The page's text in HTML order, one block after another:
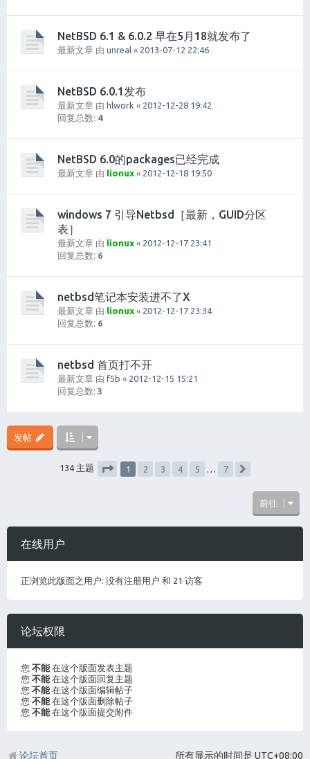
NetBSD 6.1 & 6.0.2 早在5月18就发布了
最新文章 由 unreal « 2013-07-12 22:46
NetBSD 6.0.1发布
最新文章 由 hlwork « 2012-12-28 19:42
回复总数: 4
NetBSD 6.0的packages已经完成
最新文章 由 lionux « 2012-12-18 19:50
windows 7 引导Netbsd［最新，GUID分区
表］
最新文章 由 lionux « 2012-12-17 23:41
回复总数: 6
netbsd笔记本安装进不了X
最新文章 由 lionux « 2012-12-17 23:34
回复总数: 6
netbsd 首页打不开
最新文章 由 f5b « 2012-12-15 15:21
回复总数: 3
发帖
134 主题
1 2 3 4 5
7
前往
在线用户
正浏览此版面之用户: 没有注册用户 和 21 访客
论坛权限
您 不能 在这个版面发表主题
您 不能 在这个版面回复主题
您 不能 在这个版面编辑帖子
您 不能 在这个版面删除帖子
您 不能 在这个版面提交附件
所有显示的时间是 UTC+08:00
论坛首页